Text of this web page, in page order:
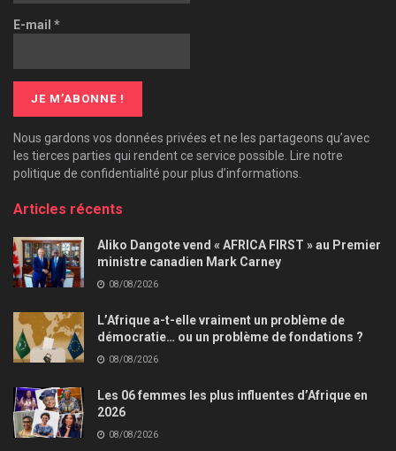
E-mail *
Nous gardons vos données privées et ne les partageons qu’avec
les tierces parties qui rendent ce service possible. Lire notre
politique de confidentialité pour plus d’informations.
Articles récents
Aliko Dangote vend « AFRICA FIRST » au Premier
ministre canadien Mark Carney
08/08/2026
L’Afrique a-t-elle vraiment un problème de
démocratie… ou un problème de fondations ?
08/08/2026
Les 06 femmes les plus influentes d’Afrique en
2026
08/08/2026